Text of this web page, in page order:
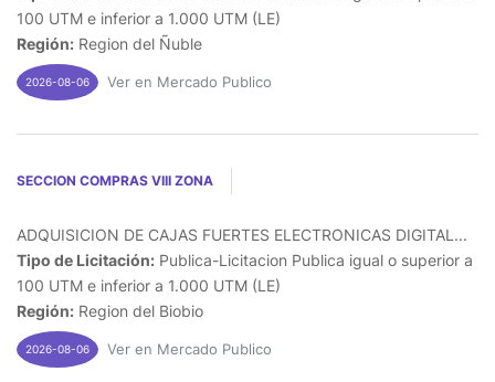
100 UTM e inferior a 1.000 UTM (LE)
Región: Region del Ñuble
2026-08-06 Ver en Mercado Publico
SECCION COMPRAS VIII ZONA
ADQUISICION DE CAJAS FUERTES ELECTRONICAS DIGITAL...
Tipo de Licitación: Publica-Licitacion Publica igual o superior a
100 UTM e inferior a 1.000 UTM (LE)
Región: Region del Biobio
2026-08-06 Ver en Mercado Publico